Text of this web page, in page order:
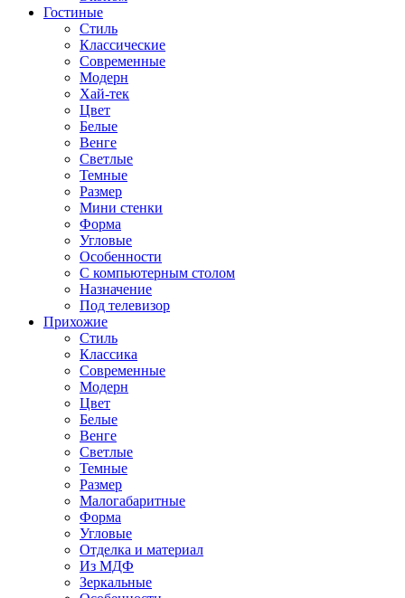
Гостиные
Стиль
Классические
Современные
Модерн
Хай-тек
Цвет
Белые
Венге
Светлые
Темные
Размер
Мини стенки
Форма
Угловые
Особенности
С компьютерным столом
Назначение
Под телевизор
Прихожие
Стиль
Классика
Современные
Модерн
Цвет
Белые
Венге
Светлые
Темные
Размер
Малогабаритные
Форма
Угловые
Отделка и материал
Из МДФ
Зеркальные